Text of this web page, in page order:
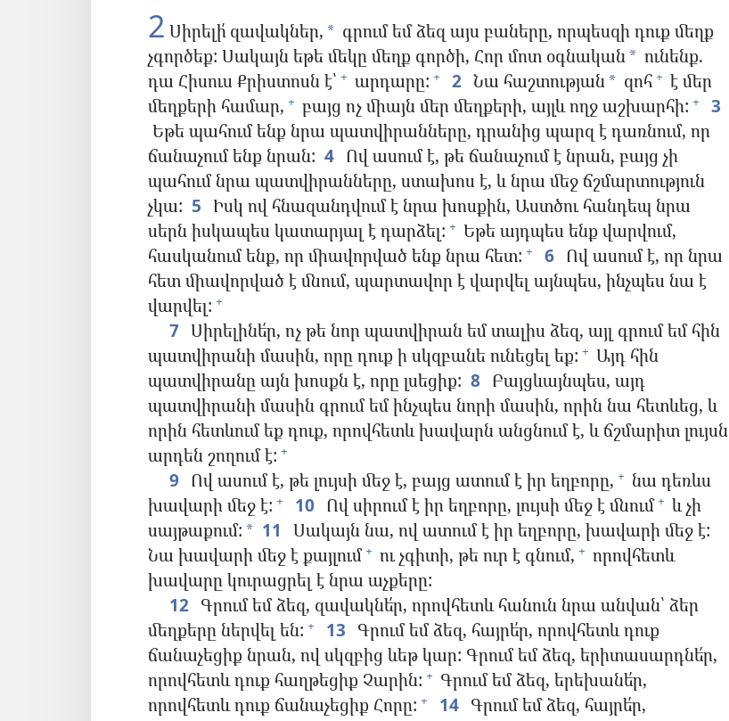
2 Սիրելի՛ զավակներ, * գրում եմ ձեզ այս բաները, որպեսզի դուք մեղք
չգործեք: Սակայն եթե մեկը մեղք գործի, Հոր մոտ օգնական* ունենք.
դա Հիսուս Քրիստոսն է՝ + արդարը: + 2 Նա հաշտության* զոհ + է մեր
մեղքերի համար, + բայց ոչ միայն մեր մեղքերի, այլև ողջ աշխարհի: +
3
Եթե պահում ենք նրա պատվիրանները, դրանից պարզ է դառնում, որ
ճանաչում ենք նրան: 4 Ով ասում է, թե ճանաչում է նրան, բայց չի
պահում նրա պատվիրանները, ստախոս է, և նրա մեջ ճշմարտություն
չկա: 5 Իսկ ով հնազանդվում է նրա խոսքին, Աստծու հանդեպ նրա
սերն իսկապես կատարյալ է դարձել: + Եթե այդպես ենք վարվում,
հասկանում ենք, որ միավորված ենք նրա հետ: + 6 Ով ասում է, որ նրա
հետ միավորված է մնում, պարտավոր է վարվել այնպես, ինչպես նա է
վարվել: +
7 Սիրելինե՛ր, ոչ թե նոր պատվիրան եմ տալիս ձեզ, այլ գրում եմ հին
պատվիրանի մասին, որը դուք ի սկզբանե ունեցել եք: + Այդ հին
պատվիրանը այն խոսքն է, որը լսեցիք: 8 Բայցևայնպես, այդ
պատվիրանի մասին գրում եմ ինչպես նորի մասին, որին նա հետևեց, և
որին հետևում եք դուք, որովհետև խավարն անցնում է, և ճշմարիտ լույսն
արդեն շողում է: +
9 Ով ասում է, թե լույսի մեջ է, բայց ատում է իր եղբորը, + նա դեռևս
խավարի մեջ է: + 10 Ով սիրում է իր եղբորը, լույսի մեջ է մնում + և չի
սայթաքում: * 11
Սակայն նա, ով ատում է իր եղբորը, խավարի մեջ է:
Նա խավարի մեջ է քայլում + ու չգիտի, թե ուր է գնում, + որովհետև
խավարը կուրացրել է նրա աչքերը:
12 Գրում եմ ձեզ, զավակնե՛ր, որովհետև հանուն նրա անվան՝ ձեր
մեղքերը ներվել են: + 13 Գրում եմ ձեզ, հայրե՛ր, որովհետև դուք
ճանաչեցիք նրան, ով սկզբից ևեթ կար: Գրում եմ ձեզ, երիտասարդնե՛ր,
որովհետև դուք հաղթեցիք Չարին: + Գրում եմ ձեզ, երեխանե՛ր,
որովհետև դուք ճանաչեցիք Հորը: + 14 Գրում եմ ձեզ, հայրե՛ր,